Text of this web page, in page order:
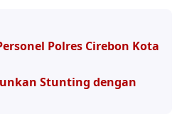
Polres Cirebon Kota
Stunting dengan